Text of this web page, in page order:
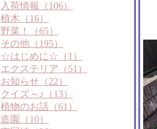
入荷情報（106）
植木（16）
野菜！（65）
その他（195）
☆はじめに☆（1）
エクステリア（51）
お知らせ（22）
クイズ～♪（13）
植物のお話（61）
造園（10）